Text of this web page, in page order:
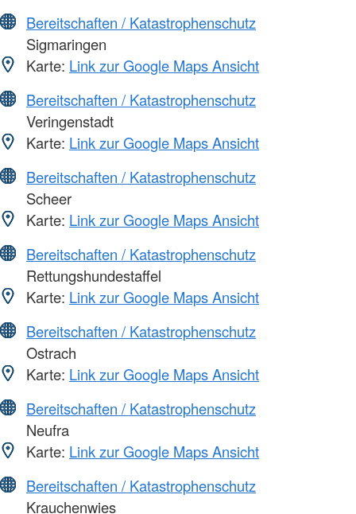
Bereitschaften / Katastrophenschutz
Sigmaringen
Karte: Link zur Google Maps Ansicht
Bereitschaften / Katastrophenschutz
Veringenstadt
Karte: Link zur Google Maps Ansicht
Bereitschaften / Katastrophenschutz
Scheer
Karte: Link zur Google Maps Ansicht
Bereitschaften / Katastrophenschutz
Rettungshundestaffel
Karte: Link zur Google Maps Ansicht
Bereitschaften / Katastrophenschutz
Ostrach
Karte: Link zur Google Maps Ansicht
Bereitschaften / Katastrophenschutz
Neufra
Karte: Link zur Google Maps Ansicht
Bereitschaften / Katastrophenschutz
Krauchenwies